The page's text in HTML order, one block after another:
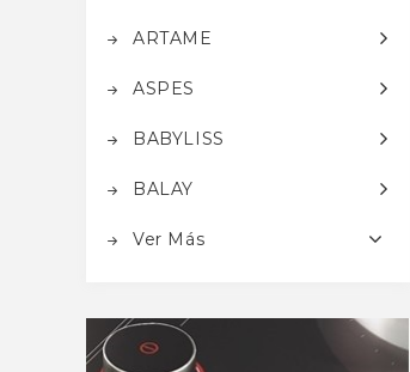
ARTAME
ASPES
BABYLISS
BALAY
Ver Más